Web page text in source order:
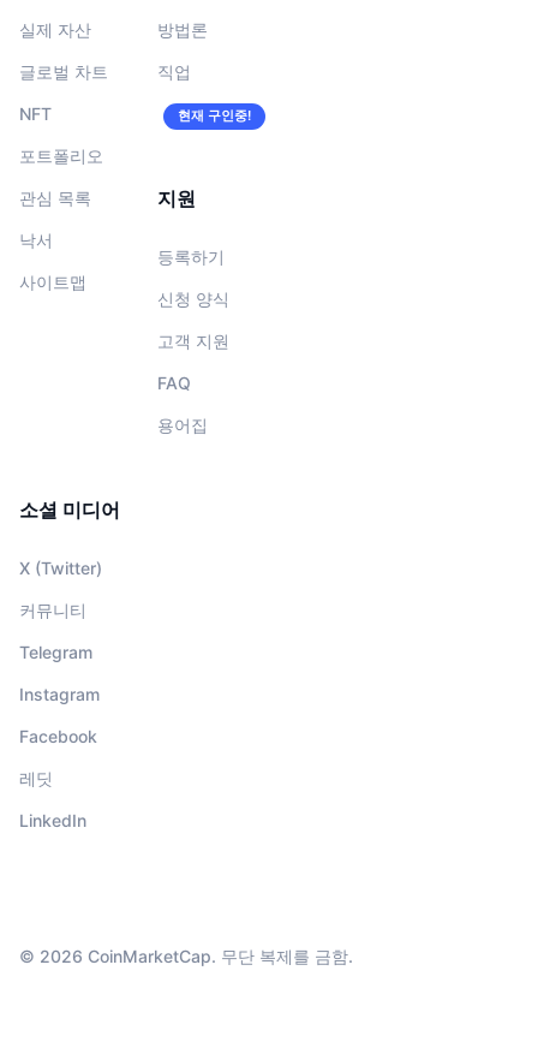
실제 자산
글로벌 차트
NFT
포트폴리오
관심 목록
낙서
사이트맵
방법론
직업
현재 구인중!
지원
등록하기
신청 양식
고객 지원
FAQ
용어집
소셜 미디어
X (Twitter)
커뮤니티
Telegram
Instagram
Facebook
레딧
LinkedIn
© 2026 CoinMarketCap. 무단 복제를 금함.